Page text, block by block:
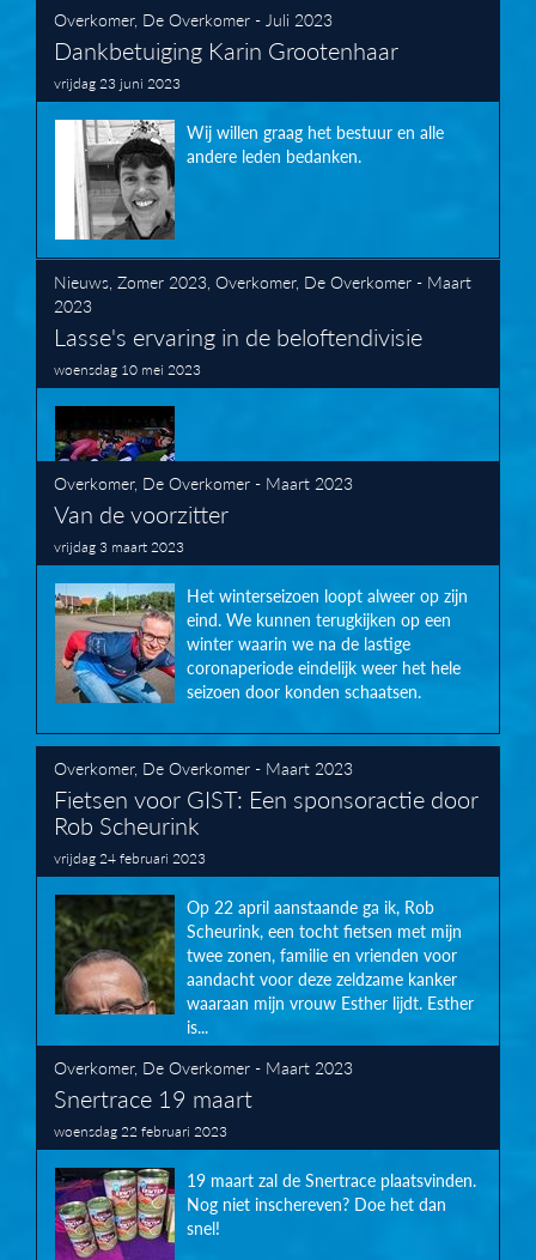
Overkomer, De Overkomer - Juli 2023
Dankbetuiging Karin Grootenhaar
vrijdag 23 juni 2023
Wij willen graag het bestuur en alle
andere leden bedanken.
Nieuws Zomer 2023 Overkomer, De Overkomer - Maart
2023
Lasse's ervaring in de beloftendivisie
woensdag 10 mei 2023
Overkomer, De Overkomer - Maart 2023
Van de voorzitter
vrijdag 3 maart 2023
Het winterseizoen loopt alweer op zijn
eind. We kunnen terugkijken op een
winter waarin we na de lastige
coronaperiode eindelijk weer het hele
seizoen door konden schaatsen.
Overkomer, De Overkomer - Maart 2023
Fietsen voor GIST: Een sponsoractie door
Rob Scheurink
vrijdag 24 februari 2023
Op 22 april aanstaande ga ik, Rob
Scheurink, een tocht fietsen met mijn
twee zonen, familie en vrienden voor
aandacht voor deze zeldzame kanker
waaraan mijn vrouw Esther lijdt. Esther
is...
Overkomer, De Overkomer - Maart 2023
Snertrace 19 maart
woensdag 22 februari 2023
19 maart zal de Snertrace plaatsvinden.
Nog niet inschereven? Doe het dan
snel!